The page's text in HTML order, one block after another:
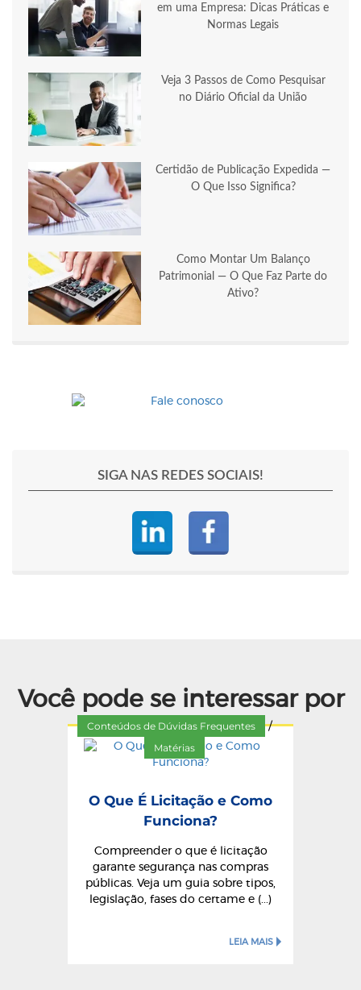
em uma Empresa: Dicas Práticas e
Normas Legais
Veja 3 Passos de Como Pesquisar
no Diário Oficial da União
Certidão de Publicação Expedida —
O Que Isso Significa?
Como Montar Um Balanço
Patrimonial — O Que Faz Parte do
Ativo?
SIGA NAS REDES SOCIAIS!
Você pode se interessar por
Conteúdos de Dúvidas Frequentes /
Matérias
O Que É Licitação e Como
Funciona?
Compreender o que é licitação
garante segurança nas compras
públicas. Veja um guia sobre tipos,
legislação, fases do certame e (...)
LEIA MAIS